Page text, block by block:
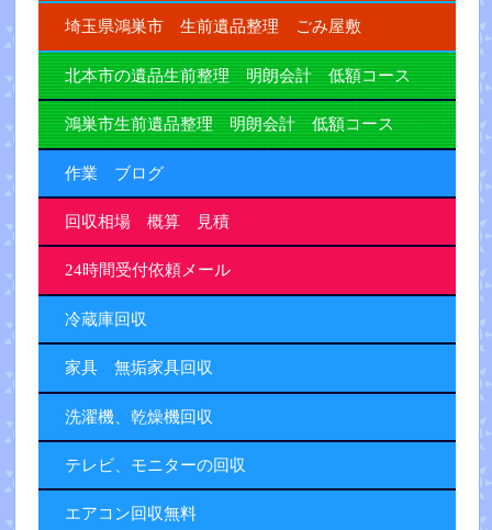
埼玉県鴻巣市 生前遺品整理 ごみ屋敷
北本市の遺品生前整理 明朗会計 低額コース
鴻巣市生前遺品整理 明朗会計 低額コース
作業 ブログ
回収相場 概算 見積
24時間受付依頼メール
冷蔵庫回収
家具 無垢家具回収
洗濯機、乾燥機回収
テレビ、モニターの回収
エアコン回収無料